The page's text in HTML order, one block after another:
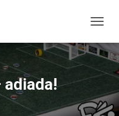
L
T
R
A
R
adiada!